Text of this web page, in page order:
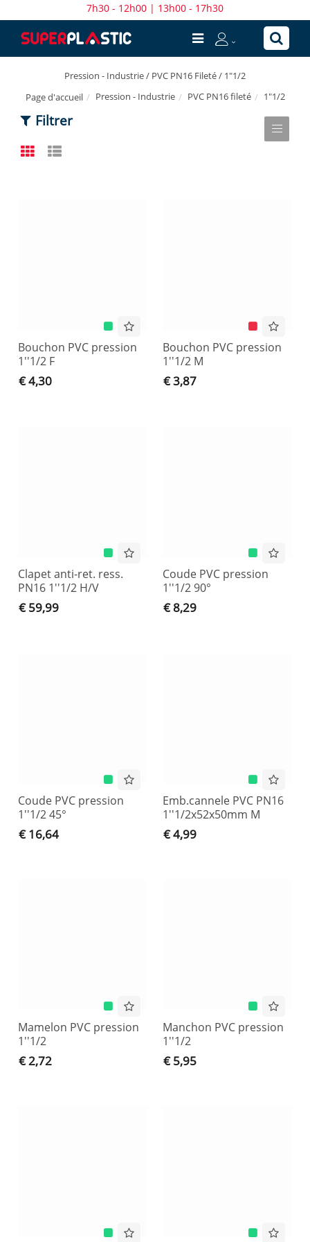
7h30 - 12h00 | 13h00 - 17h30
Pression - Industrie / PVC PN16 Fileté / 1"1/2
Page d'accueil
Pression - Industrie PVC PN16 fileté 1"1/2
Filtrer
Bouchon PVC pression
1''1/2 F
€ 4,30
Bouchon PVC pression
1''1/2 M
€ 3,87
Clapet anti-ret. ress.
PN16 1''1/2 H/V
€ 59,99
Coude PVC pression
1''1/2 90°
€ 8,29
Coude PVC pression
1''1/2 45°
€ 16,64
Emb.cannele PVC PN16
1''1/2x52x50mm M
€ 4,99
Mamelon PVC pression
1''1/2
€ 2,72
Manchon PVC pression
1''1/2
€ 5,95